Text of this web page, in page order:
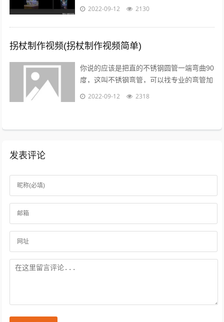
推广时不得不绞尽脑汁推陈出新，吸引消费
2022-09-12 2130
拐杖制作视频(拐杖制作视频简单)
你说的应该是把直的不锈钢圆管一端弯曲90
度，这叫不锈钢弯管，可以找专业的弯管加
工厂做，佳麒。...
2022-09-12 2318
发表评论